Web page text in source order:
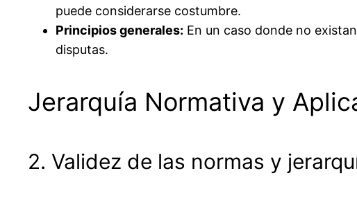
puede considerarse costumbre.
Principios generales: En un caso donde no
disputas.
Jerarquía Normativa y
2. Validez de las normas y